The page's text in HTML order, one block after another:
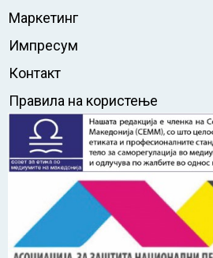
Маркетинг
Импресум
Контакт
Правила на користење